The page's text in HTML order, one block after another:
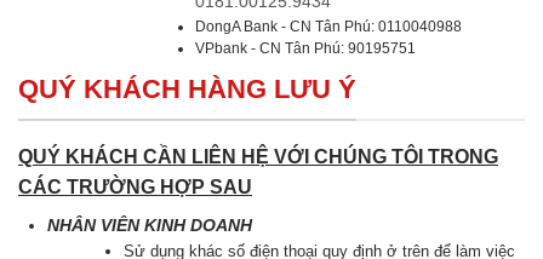
DongA Bank - CN Tân Phú: 0110040988
VPbank - CN Tân Phú: 90195751
QUÝ KHÁCH HÀNG LƯU Ý
QUÝ KHÁCH CẦN LIÊN HỆ VỚI CHÚNG TÔI TRONG
CÁC TRƯỜNG HỢP SAU
NHÂN VIÊN KINH DOANH
Sử dụng khác số điện thoại quy định ở trên để làm việc